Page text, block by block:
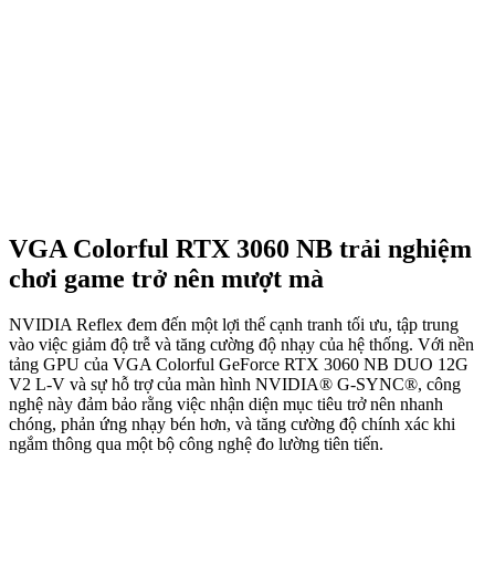
VGA Colorful RTX 3060 NB trải nghiệm
chơi game trở nên mượt mà
NVIDIA Reflex đem đến một lợi thế cạnh tranh tối ưu, tập trung
vào việc giảm độ trễ và tăng cường độ nhạy của hệ thống. Với nền
tảng GPU của VGA Colorful GeForce RTX 3060 NB DUO 12G
V2 L-V và sự hỗ trợ của màn hình NVIDIA® G-SYNC®, công
nghệ này đảm bảo rằng việc nhận diện mục tiêu trở nên nhanh
chóng, phản ứng nhạy bén hơn, và tăng cường độ chính xác khi
ngắm thông qua một bộ công nghệ đo lường tiên tiến.